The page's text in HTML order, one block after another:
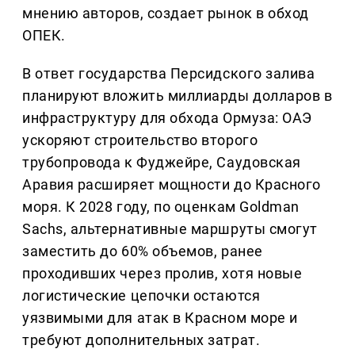
мнению авторов, создает рынок в обход
ОПЕК.
В ответ государства Персидского залива
планируют вложить миллиарды долларов в
инфраструктуру для обхода Ормуза: ОАЭ
ускоряют строительство второго
трубопровода к Фуджейре, Саудовская
Аравия расширяет мощности до Красного
моря. К 2028 году, по оценкам Goldman
Sachs, альтернативные маршруты смогут
заместить до 60% объемов, ранее
проходивших через пролив, хотя новые
логистические цепочки остаются
уязвимыми для атак в Красном море и
требуют дополнительных затрат.